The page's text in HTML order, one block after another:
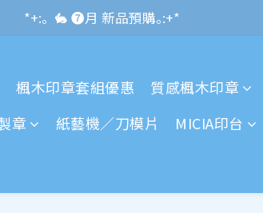
\new / !🌌 官網消費滿千折百~RUN~:+*
*+:｡  🐇 ❼月 新品預購｡:+*
/ !🌌 官網消費滿千折百~RUN~:+*
楓木印章套組優惠
質感楓木印章
章 紙藝機／刀模片 MICIA印台